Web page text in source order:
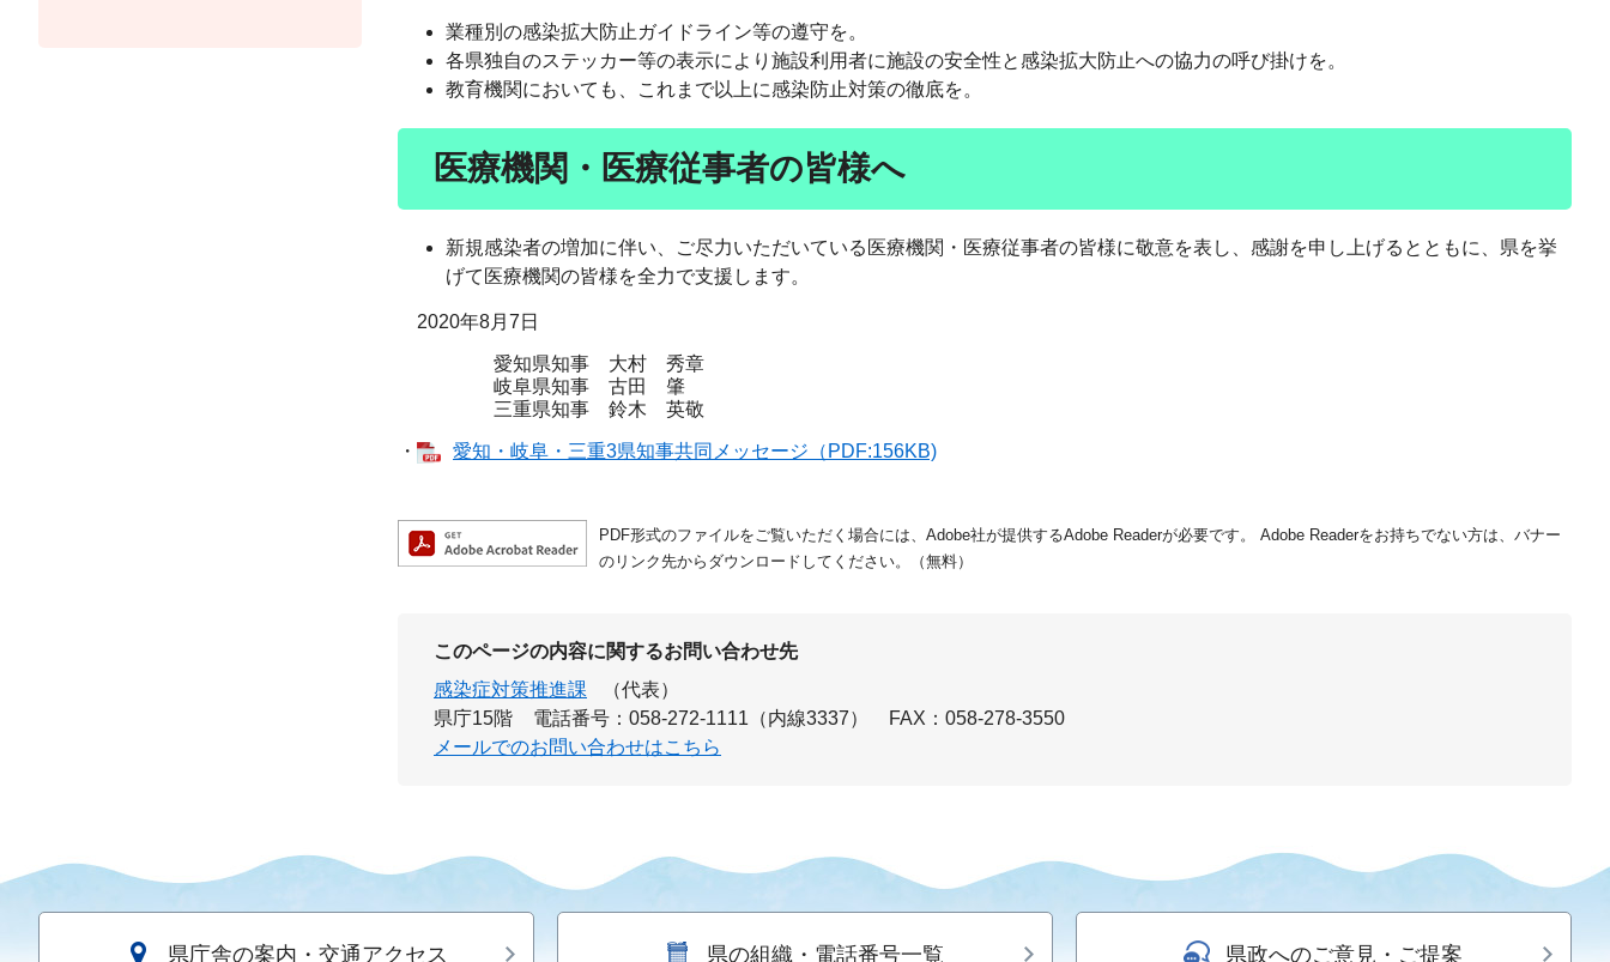
業種別の感染拡大防止ガイドライン等の遵守を。
各県独自のステッカー等の表示により施設利用者に施設の安全性と感染拡大防止への協力の呼び掛けを。
教育機関においても、これまで以上に感染防止対策の徹底を。
医療機関・医療従事者の皆様へ
新規感染者の増加に伴い、ご尽力いただいている医療機関・医療従事者の皆様に敬意を表し、感謝を申し上げるとともに、県を挙
げて医療機関の皆様を全力で支援します。
2020年8月7日
愛知県知事 大村 秀章
岐阜県知事 古田 肇
三重県知事 鈴木 英敬
・ 愛知・岐阜・三重3県知事共同メッセージ（PDF:156KB)
PDF形式のファイルをご覧いただく場合には、Adobe社が提供するAdobe Readerが必要です。
Adobe Readerをお持ちでない方は、バナー
のリンク先からダウンロードしてください。（無料）
このページの内容に関するお問い合わせ先
感染症対策推進課
（代表）
県庁15階
電話番号：058-272-1111（内線3337）
FAX：058-278-3550
メールでのお問い合わせはこちら
県庁舎の案内・交通アクセス 県の組織・電話番号一覧 県政へのご意見・ご提案